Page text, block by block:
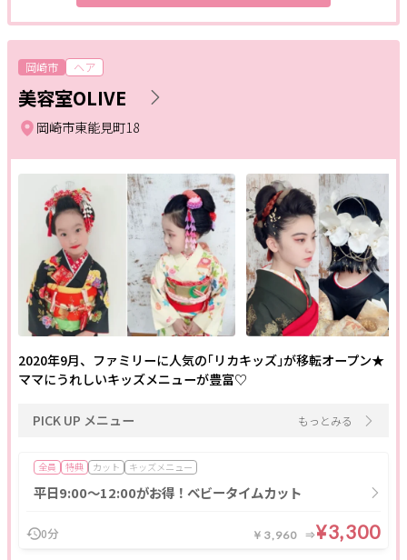
岡崎市 ヘア
美容室OLIVE
岡崎市東能見町18
2020年9月、ファミリーに人気の｢リカキッズ｣が移転オープン★
ママにうれしいキッズメニューが豊富♡
PICK UP メニュー もっとみる
全員 特典 カット キッズメニュー
平日9:00～12:00がお得！ベビータイムカット
0分 ￥3,960 ¥3,300
キッズメニュー
現金払いのみ 駐車場あり
駅近
メンズにおすすめ
半額
モニター
キッズルーム
20時以降営業
入会金無料
体験あり 1対1 少人数
資格取得支援
初心者歓迎
1day オンライン
フリーワード
クリア